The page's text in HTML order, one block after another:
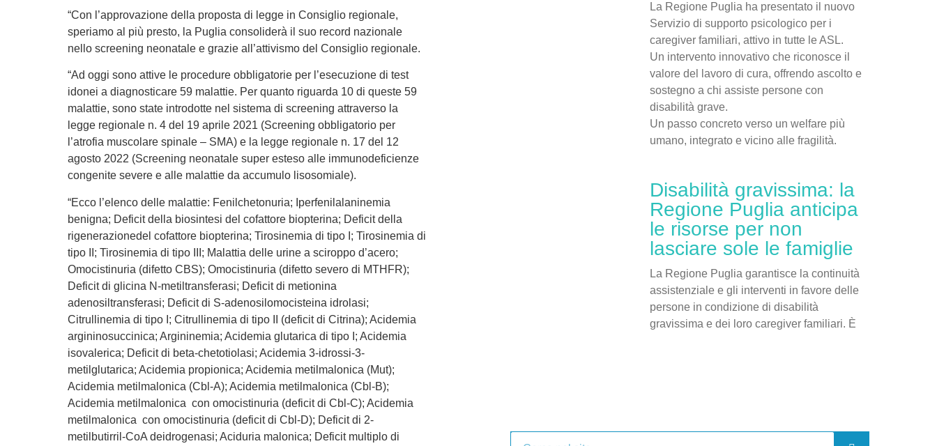
“Con l’approvazione della proposta di legge in Consiglio regionale,
speriamo al più presto, la Puglia consoliderà il suo record nazionale
nello screening neonatale e grazie all’attivismo del Consiglio regionale.
“Ad oggi sono attive le procedure obbligatorie per l’esecuzione di test
idonei a diagnosticare 59 malattie. Per quanto riguarda 10 di queste 59
malattie, sono state introdotte nel sistema di screening attraverso la
legge regionale n. 4 del 19 aprile 2021 (Screening obbligatorio per
l’atrofia muscolare spinale – SMA) e la legge regionale n. 17 del 12
agosto 2022 (Screening neonatale super esteso alle immunodeficienze
congenite severe e alle malattie da accumulo lisosomiale).
“Ecco l’elenco delle malattie: Fenilchetonuria; Iperfenilalaninemia
benigna; Deficit della biosintesi del cofattore biopterina; Deficit della
rigenerazionedel cofattore biopterina; Tirosinemia di tipo I; Tirosinemia di
tipo II; Tirosinemia di tipo III; Malattia delle urine a sciroppo d’acero;
Omocistinuria (difetto CBS); Omocistinuria (difetto severo di MTHFR);
Deficit di glicina N-metiltransferasi; Deficit di metionina
adenosiltransferasi; Deficit di S-adenosilomocisteina idrolasi;
Citrullinemia di tipo I; Citrullinemia di tipo II (deficit di Citrina); Acidemia
argininosuccinica; Argininemia; Acidemia glutarica di tipo I; Acidemia
isovalerica; Deficit di beta-chetotiolasi; Acidemia 3-idrossi-3-
metilglutarica; Acidemia propionica; Acidemia metilmalonica (Mut);
Acidemia metilmalonica (Cbl-A); Acidemia metilmalonica (Cbl-B);
Acidemia metilmalonica con omocistinuria (deficit di Cbl-C); Acidemia
metilmalonica con omocistinuria (deficit di Cbl-D); Deficit di 2-
metilbutirril-CoA deidrogenasi; Aciduria malonica; Deficit multiplo di
La Regione Puglia ha presentato il nuovo
Servizio di supporto psicologico per i
caregiver familiari, attivo in tutte le ASL.
Un intervento innovativo che riconosce il
valore del lavoro di cura, offrendo ascolto e
sostegno a chi assiste persone con
disabilità grave.
Un passo concreto verso un welfare più
umano, integrato e vicino alle fragilità.
Disabilità gravissima: la
Regione Puglia anticipa
le risorse per non
lasciare sole le famiglie
La Regione Puglia garantisce la continuità
assistenziale e gli interventi in favore delle
persone in condizione di disabilità
gravissima e dei loro caregiver familiari. È